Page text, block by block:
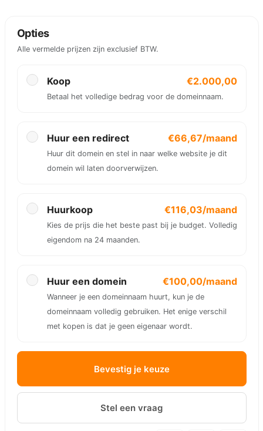
Opties
Alle vermelde prijzen zijn exclusief BTW.
Koop €2.000,00
Betaal het volledige bedrag voor de domeinnaam.
Huur een redirect €66,67/maand
Huur dit domein en stel in naar welke website je dit
domein wil laten doorverwijzen.
Huurkoop €116,03/maand
Kies de prijs die het beste past bij je budget. Volledig
eigendom na 24 maanden.
Huur een domein €100,00/maand
Wanneer je een domeinnaam huurt, kun je de
domeinnaam volledig gebruiken. Het enige verschil
met kopen is dat je geen eigenaar wordt.
Bevestig je keuze
Stel een vraag